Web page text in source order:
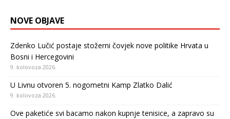
NOVE OBJAVE
Zdenko Lučić postaje stožerni čovjek nove politike Hrvata u
Bosni i Hercegovini
9. kolovoza 2026.
U Livnu otvoren 5. nogometni Kamp Zlatko Dalić
9. kolovoza 2026.
Ove paketiće svi bacamo nakon kupnje tenisice, a zapravo su